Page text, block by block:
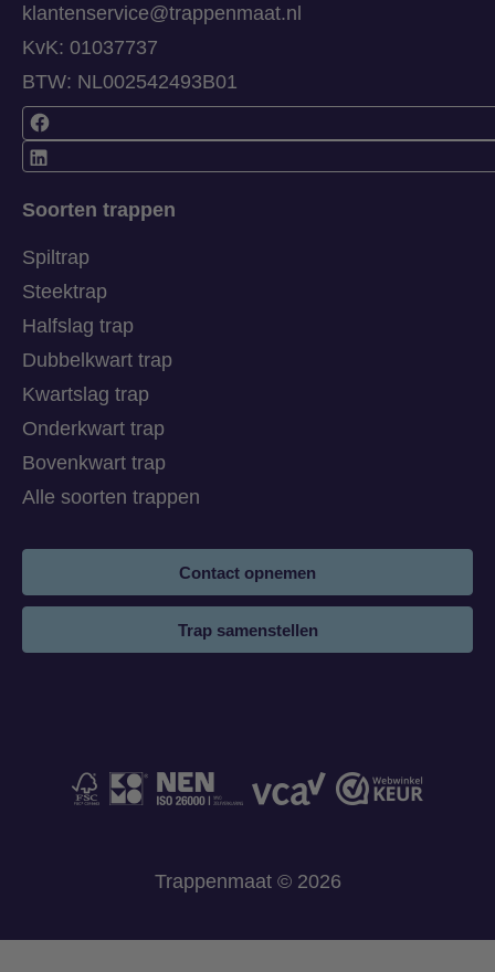
Soorten trappen
Spiltrap
Steektrap
Halfslag trap
Dubbelkwart trap
Kwartslag trap
Onderkwart trap
Bovenkwart trap
Alle soorten trappen
klantenservice@trappenmaat.nl
KvK: 01037737
BTW: NL002542493B01
Contact opnemen
Trap samenstellen
Trappenmaat © 2026